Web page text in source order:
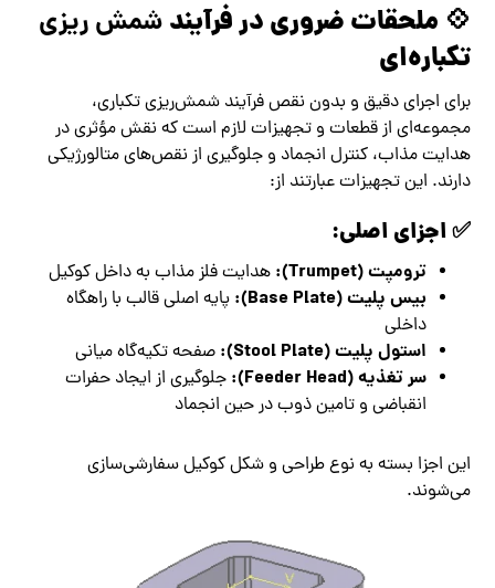
💠 ملحقات ضروری در فرآیندشمش ریزی
تکباره‌ای
برای اجرای دقیق و بدون نقص فرآیند شمش‌ریزی تکباری،
مجموعه‌ای از قطعات و تجهیزات لازم است که نقش مؤثری در
هدایت مذاب، کنترل انجماد و جلوگیری از نقص‌های متالورژیکی
دارند. این تجهیزات عبارتند از:
✅ اجزای اصلی:
ترومپت (Trumpet): هدایت فلز مذاب به داخل کوکیل
بیس پلیت (Base Plate):
پایه اصلی قالب با راهگاه
داخلی
استول پلیت (Stool Plate): صفحه تکیه‌گاه میانی
سر تغذیه (Feeder Head):
جلوگیری از ایجاد حفرات
انقباضی و تامین ذوب در حین انجماد
این اجزا بسته به نوع طراحی و شکل کوکیل سفارشی‌سازی
می‌شوند.